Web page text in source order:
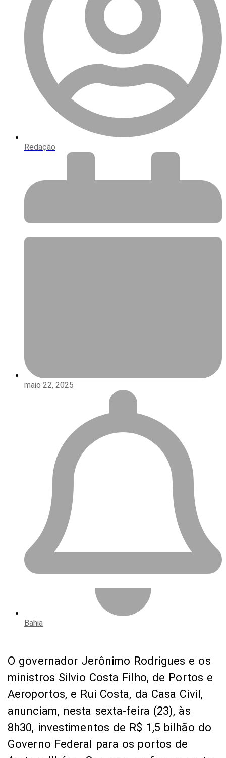
Redação
maio 22, 2025
Bahia
O governador Jerônimo Rodrigues e os
ministros Silvio Costa Filho, de Portos e
Aeroportos, e Rui Costa, da Casa Civil,
anunciam, nesta sexta-feira (23), às
8h30, investimentos de R$ 1,5 bilhão do
Governo Federal para os portos de